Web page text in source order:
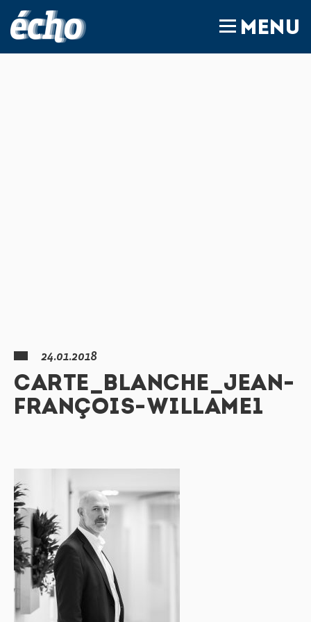
MENU
24.01.2018
CARTE_BLANCHE_JEAN-
FRANÇOIS-WILLAME1